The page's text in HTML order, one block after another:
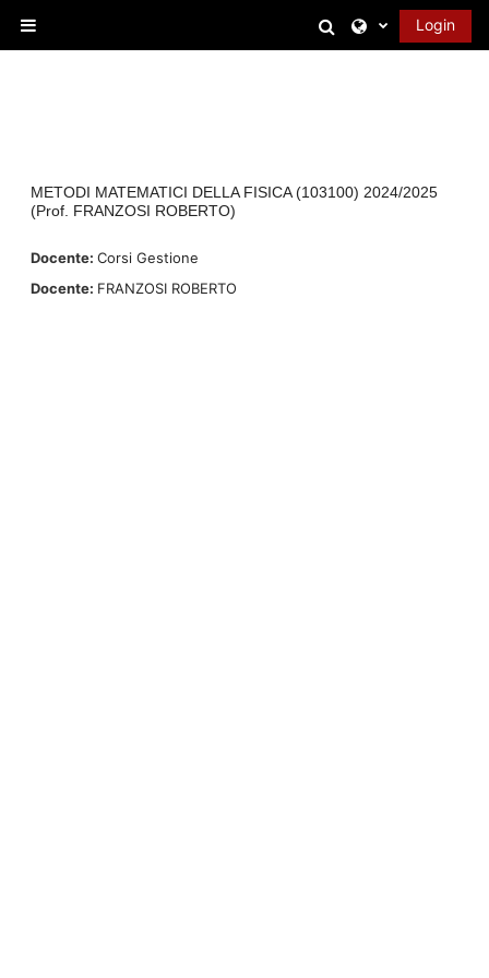
Attiva/disattiva
Login
METODI MATEMATICI DELLA FISICA (103100) 2024/2025
(Prof. FRANZOSI ROBERTO)
Docente: Corsi Gestione
Docente: FRANZOSI ROBERTO